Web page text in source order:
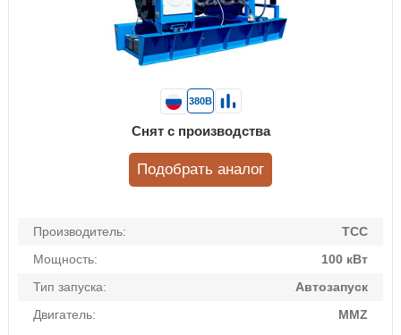
Производитель:
ТСС
Мощность:
100 кВт
Тип запуска:
Автозапуск
Двигатель:
MMZ
380В
Снят с производства
Подобрать аналог